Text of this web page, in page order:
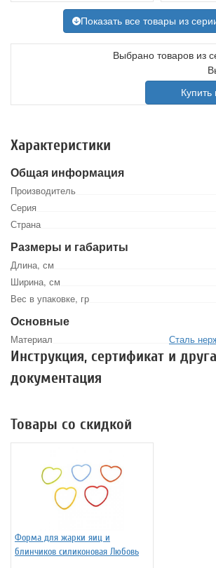
Показать все товары из
Выбрано товаров из
Характеристики
Общая информация
Производитель
Серия
Страна
Размеры и габариты
Длина, см
Ширина, см
Вес в упаковке, гр
Основные
Материал Сталь
Инструкция, сертификат и
документация
Товары со скидкой
Форма для жарки яиц и
блинчиков силиконовая Любовь